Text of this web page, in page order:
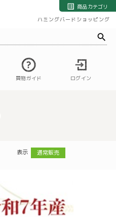
商品カテゴリ
ハミングバードショッピング
買物ガイド ログイン
表示 通常販売